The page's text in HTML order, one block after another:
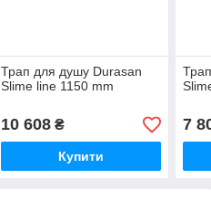
Трап для душу Durasan
Slime line 1150 mm
10 608₴
Купити
7